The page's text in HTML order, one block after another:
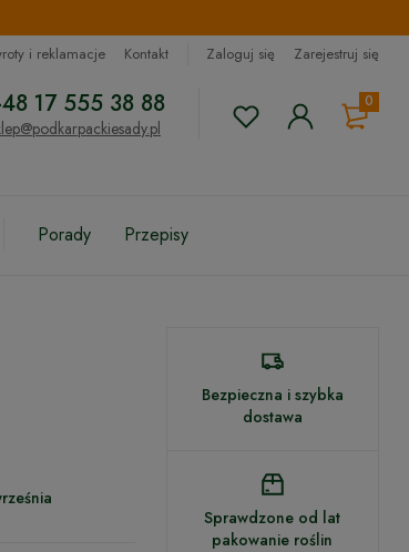
i reklamacje Kontakt Zaloguj się Zarejestruj się
0
17 555 38 88
Porady Przepisy
Bezpieczna i szybka
dostawa
Sprawdzone od lat
pakowanie roślin